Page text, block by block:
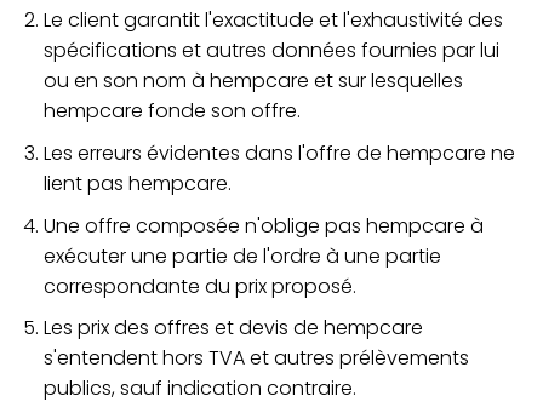
Le client garantit l'exactitude et l'exhaustivité des
spécifications et autres données fournies par lui
ou en son nom à hempcare et sur lesquelles
hempcare fonde son offre.
Les erreurs évidentes dans l'offre de hempcare ne
lient pas hempcare.
Une offre composée n'oblige pas hempcare à
exécuter une partie de l'ordre à une partie
correspondante du prix proposé.
Les prix des offres et devis de hempcare
s'entendent hors TVA et autres prélèvements
publics, sauf indication contraire.